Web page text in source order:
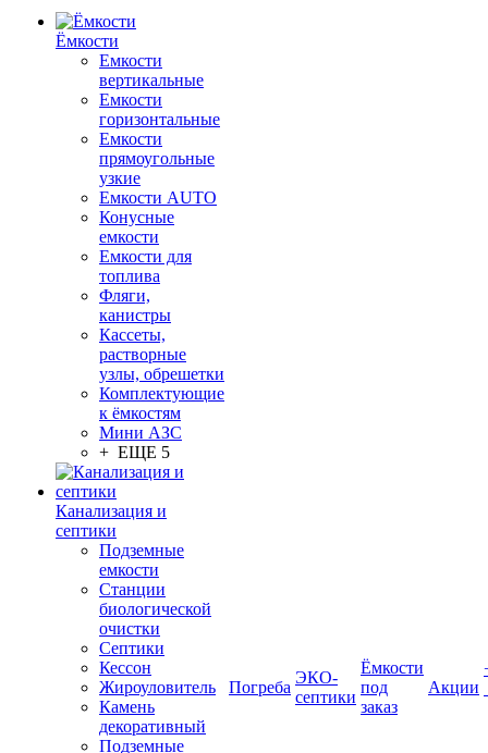
Ёмкости
Емкости
вертикальные
Емкости
горизонтальные
Емкости
прямоугольные
узкие
Емкости АUТО
Конусные
емкости
Емкости для
топлива
Фляги,
канистры
Кассеты,
растворные
узлы, обрешетки
Комплектующие
к ёмкостям
Мини АЗС
+ ЕЩЕ 5
Канализация и
септики
Подземные
емкости
Станции
биологической
очистки
Септики
Кессон
Жироуловитель
Камень
декоративный
Подземные
Погреба
ЭКО-
септики
Ёмкости
под
заказ
Акции